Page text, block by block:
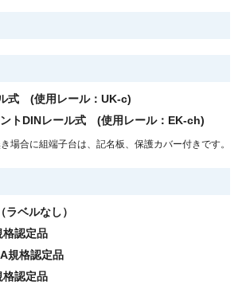
式 (使用レール：UK-c)
トDINレール式 (使用レール：EK-ch)
場合に組端子台は、記名板、保護カバー付きです。
ベルなし）
格認定品
規格認定品
格認定品